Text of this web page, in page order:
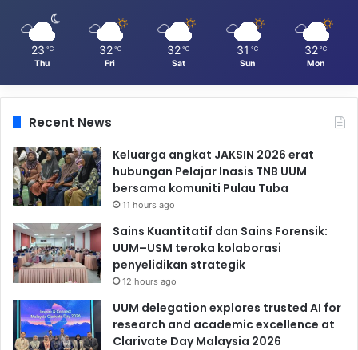
23 ℃
Thu
32 ℃
Fri
32 ℃
Sat
31 ℃
Sun
32 ℃
Mon
Recent News
Keluarga angkat JAKSIN 2026 erat
hubungan Pelajar Inasis TNB UUM
bersama komuniti Pulau Tuba
11 hours ago
Sains Kuantitatif dan Sains Forensik:
UUM–USM teroka kolaborasi
penyelidikan strategik
12 hours ago
UUM delegation explores trusted AI for
research and academic excellence at
Clarivate Day Malaysia 2026